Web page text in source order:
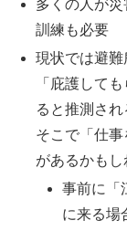
多くの人が
訓練も必要
現状では避難
「庇護して
ると推測され
そこで「仕
があるかもし
事前に「
に来る場